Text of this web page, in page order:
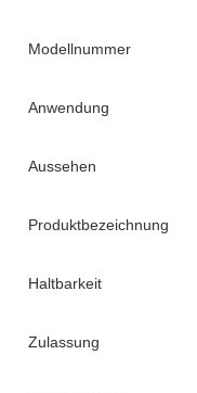
Modellnummer
Anwendung
Aussehen
Produktbezeichnung
Haltbarkeit
Zulassung